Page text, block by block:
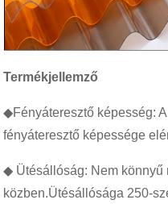
Termékjellemző
◆Fényáteresztő képesség:
fényáteresztő képessége
◆ Ütésállóság: Nem
közben.Ütésállósága 250-